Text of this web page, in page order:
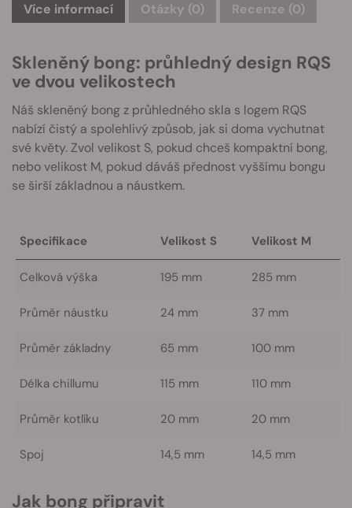
Více informací Otázky (0) Recenze (0)
Skleněný bong: průhledný design RQS
ve dvou velikostech
Náš skleněný bong z průhledného skla s logem RQS
nabízí čistý a spolehlivý způsob, jak si doma vychutnat
své květy. Zvol velikost S, pokud chceš kompaktní bong,
nebo velikost M, pokud dáváš přednost vyššímu bongu
se širší základnou a náustkem.
Specifikace Velikost S Velikost M
Celková výška 195 mm 285 mm
Průměr náustku 24 mm 37 mm
Průměr základny 65 mm 100 mm
Délka chillumu 115 mm 110 mm
Průměr kotlíku 20 mm 20 mm
Spoj 14,5 mm 14,5 mm
Jak bong připravit